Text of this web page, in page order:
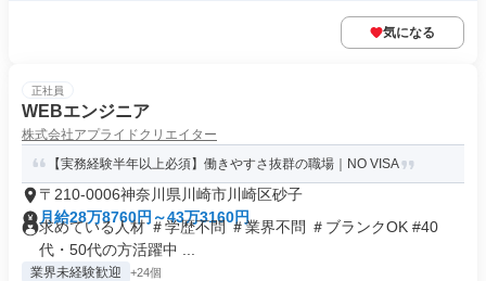
気になる
正社員
WEBエンジニア
株式会社アプライドクリエイター
【実務経験半年以上必須】働きやすさ抜群の職場｜NO VISA
〒210-0006神奈川県川崎市川崎区砂子
月給28万8760円～43万3160円
求めている人材 ＃学歴不問 ＃業界不問 ＃ブランクOK #40
代・50代の方活躍中 ...
業界未経験歓迎 +24個